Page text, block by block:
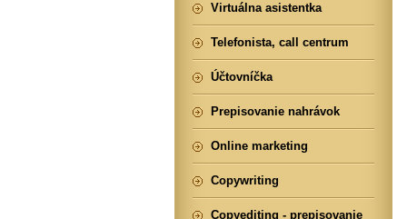
Virtuálna asistentka
Telefonista, call centrum
Účtovníčka
Prepisovanie nahrávok
Online marketing
Copywriting
Copyediting - prepisovanie